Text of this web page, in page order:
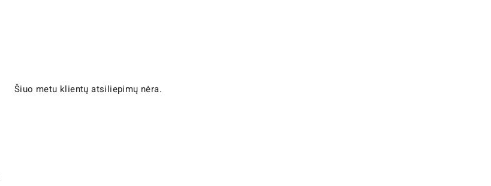
Šiuo metu klientų atsiliepimų nėra.